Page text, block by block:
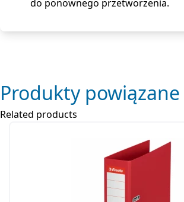
do ponownego przetworzenia.
Produkty powiązane
Related products